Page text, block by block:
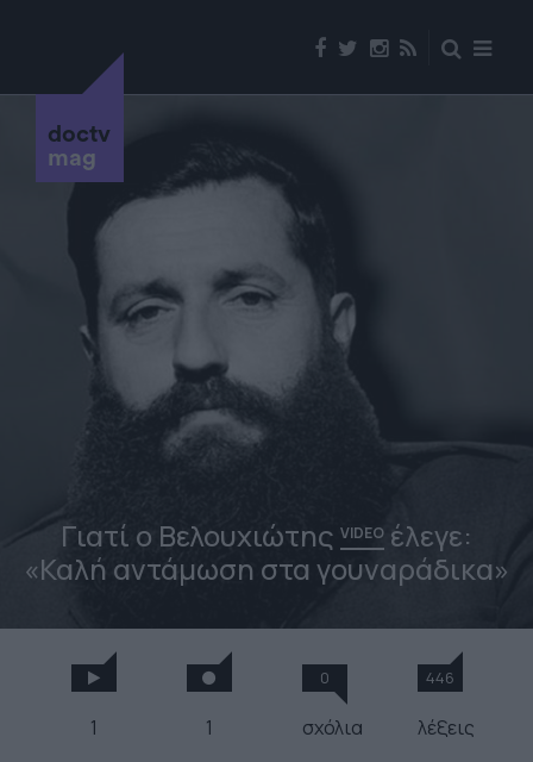
doctv
mag
Γιατί ο Βελουχιώτης VIDEO έλεγε:
«Καλή αντάμωση στα γουναράδικα»
1 1
0
σχόλια
446
λέξεις